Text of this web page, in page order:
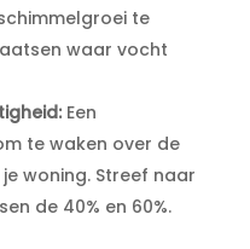
te
waar vocht
Een
te waken over de
woning.​ Streef naar
de 40% en 60%.​